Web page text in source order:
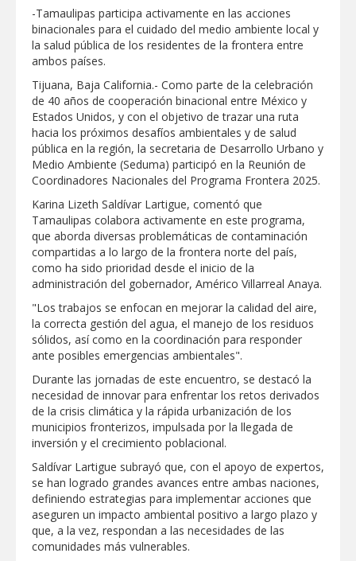
GOBIERNO MUNICIPAL LLEVARÁ
“PRESIDENCIA CERQUITA DE TI” A LAS
COLONIAS JARDÍN Y SAN RAFAEL
Atiende Gobierno de Reynosa reportes
ciudadanos
ATIENDE COMAPA MÁS DE 1800
REPORTES RECIBIDOS A TRAVÉS DEL
073 DURANTE JULIO
Llevó Carlos Peña Ortiz programa
Subsidio del Agua a Valle Soleado
Prepara DIF Tamaulipas actividades para
conmemorar el mes de las personas
adultas mayores
ESCUELA DE MÚSICA DEL SISTEMA DIF
ABRE INSCRIPCIONES PARA EL CICLO
AGOSTO-DICIEMBRE
Disney reconoce a nivel mundial talento
de estudiante de la UAT
Visitó Alcalde a vecinos de Balcones de
Alcalá con programa Subsidio del Agua
Tamaulipas sigue impulsando una
agenda de infraestructura con sentido
humanista
-Tamaulipas participa activamente en las acciones
binacionales para el cuidado del medio ambiente local y
la salud pública de los residentes de la frontera entre
ambos países.
Tijuana, Baja California.- Como parte de la celebración
de 40 años de cooperación binacional entre México y
Estados Unidos, y con el objetivo de trazar una ruta
hacia los próximos desafíos ambientales y de salud
pública en la región, la secretaria de Desarrollo Urbano y
Medio Ambiente (Seduma) participó en la Reunión de
Coordinadores Nacionales del Programa Frontera 2025.
Karina Lizeth Saldívar Lartigue, comentó que
Tamaulipas colabora activamente en este programa,
que aborda diversas problemáticas de contaminación
compartidas a lo largo de la frontera norte del país,
como ha sido prioridad desde el inicio de la
administración del gobernador, Américo Villarreal Anaya.
"Los trabajos se enfocan en mejorar la calidad del aire,
la correcta gestión del agua, el manejo de los residuos
sólidos, así como en la coordinación para responder
ante posibles emergencias ambientales".
Durante las jornadas de este encuentro, se destacó la
necesidad de innovar para enfrentar los retos derivados
de la crisis climática y la rápida urbanización de los
municipios fronterizos, impulsada por la llegada de
inversión y el crecimiento poblacional.
Saldívar Lartigue subrayó que, con el apoyo de expertos,
se han logrado grandes avances entre ambas naciones,
definiendo estrategias para implementar acciones que
aseguren un impacto ambiental positivo a largo plazo y
que, a la vez, respondan a las necesidades de las
comunidades más vulnerables.